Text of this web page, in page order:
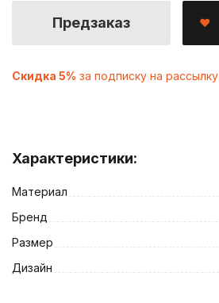
Характеристики:
Материал
Бренд
Размер
Дизайн
Предзаказ
Скидка 5% за подписку на рассылку